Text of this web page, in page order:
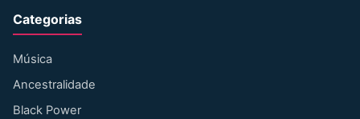
Categorias
Música
Ancestralidade
Black Power